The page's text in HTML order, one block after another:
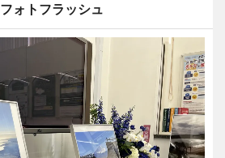
フォトフラッシュ